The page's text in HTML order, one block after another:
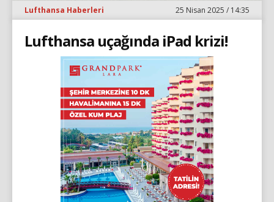
Lufthansa Haberleri 25 Nisan 2025 / 14:35
Lufthansa uçağında iPad krizi!